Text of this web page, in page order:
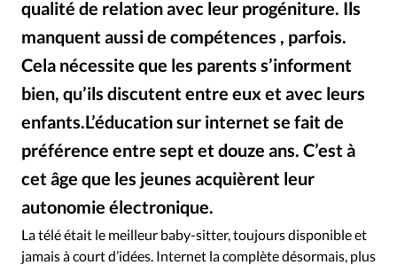
Vécu
Vie Intérieure
qualité de relation avec leur progéniture. Ils
manquent aussi de compétences , parfois.
Cela nécessite que les parents s’informent
bien, qu’ils discutent entre eux et avec leurs
enfants.L’éducation sur internet se fait de
préférence entre sept et douze ans. C’est à
cet âge que les jeunes acquièrent leur
autonomie électronique.
La télé était le meilleur baby-sitter, toujours disponible et
jamais à court d’idées. Internet la complète désormais, plus